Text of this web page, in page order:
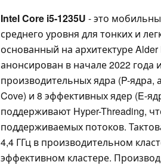
Intel Core i5-1235U - это
среднего уровня для тонких и
основанный на архитектуре
анонсирован в начале 2022 года
производительных ядра (P-ядра,
Cove) и 8 эффективных ядер (E-
поддерживают Hyper-Threading,
поддерживаемых потоков.
4,4 ГГц в производительном
эффективном кластере.